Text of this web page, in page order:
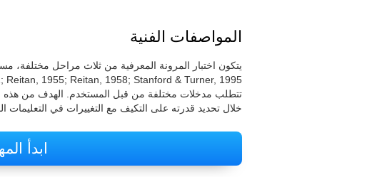
المواصفات الفنية
تتطلب مدخلات مختلفة من قبل المستخدم. الهدف من هذه
خلال تحديد قدرته على التكيف مع التغييرات في
ابدأ